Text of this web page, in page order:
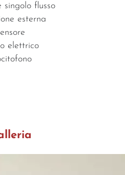
singolo flusso
esterna
elettrico